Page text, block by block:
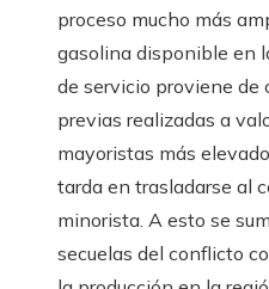
proceso mucho más
gasolina disponible en
de servicio proviene de
previas realizadas a
mayoristas más
tarda en trasladarse al
minorista. A esto se
secuelas del conflicto